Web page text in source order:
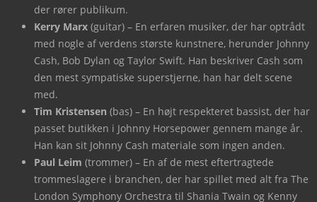
der rører publikum.
Kerry Marx (guitar) – En erfaren musiker, der har optrådt
med nogle af verdens største kunstnere, herunder Johnny
Cash, Bob Dylan og Taylor Swift. Han beskriver Cash som
den mest sympatiske superstjerne, han har delt scene
med.
Tim Kristensen (bas) – En højt respekteret bassist, der har
passet butikken i Johnny Horsepower gennem mange år.
Han kan sit Johnny Cash materiale som ingen anden.
Paul Leim (trommer) – En af de mest eftertragtede
trommeslagere i branchen, der har spillet med alt fra The
London Symphony Orchestra til Shania Twain og Kenny